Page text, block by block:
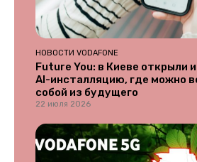
НОВОСТИ VODAFONE
Future You: в Киеве открыли
AI-инсталляцию, где можно
собой из будущего
22 июля 2026